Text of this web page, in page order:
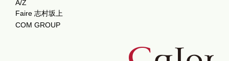
A/Z
Faire 志村坂上
COM GROUP